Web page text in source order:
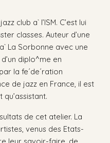
club a` l’ISM. C’est lui
classes. Auteur d’une
La Sorbonne avec une
diplo^me en
la fe´de´ration
de jazz en France, il est
qu’assistant.
de cet atelier. La
venus des Etats-